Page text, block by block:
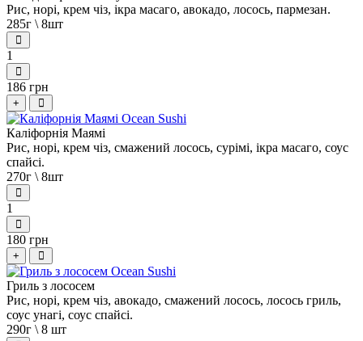
Рис, норі, крем чіз, ікра масаго, авокадо, лосось, пармезан.
285г \ 8шт
1
186 грн
+
Каліфорнія Маямі
Рис, норі, крем чіз, смажений лосось, сурімі, ікра масаго, соус
спайсі.
270г \ 8шт
1
180 грн
+
Гриль з лососем
Рис, норі, крем чіз, авокадо, смажений лосось, лосось гриль,
соус унагі, соус спайсі.
290г \ 8 шт